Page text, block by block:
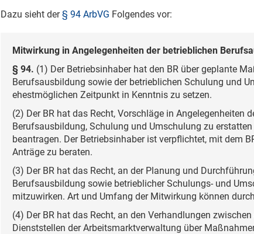
Dazu sieht der§ 94 ArbVG Folgendes vor:
Mitwirkung in Angelegenheiten der betrieblichen
§ 94. (1) Der Betriebsinhaber hat den BR über geplante
Berufsausbildung sowie der betrieblichen Schulung und
ehestmöglichen Zeitpunkt in Kenntnis zu setzen.
(2) Der BR hat das Recht, Vorschläge in Angelegenheiten
Berufsausbildung, Schulung und Umschulung zu
beantragen. Der Betriebsinhaber ist verpflichtet, mit dem
Anträge zu beraten.
(3) Der BR hat das Recht, an der Planung und
Berufsausbildung sowie betrieblicher Schulungs- und
mitzuwirken. Art und Umfang der Mitwirkung können
(4) Der BR hat das Recht, an den Verhandlungen
Dienststellen der Arbeitsmarktverwaltung über